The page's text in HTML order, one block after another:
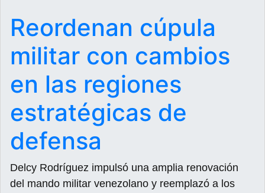
Reordenan cúpula
militar con cambios
en las regiones
estratégicas de
defensa
Delcy Rodríguez impulsó una amplia renovación
del mando militar venezolano y reemplazó a los